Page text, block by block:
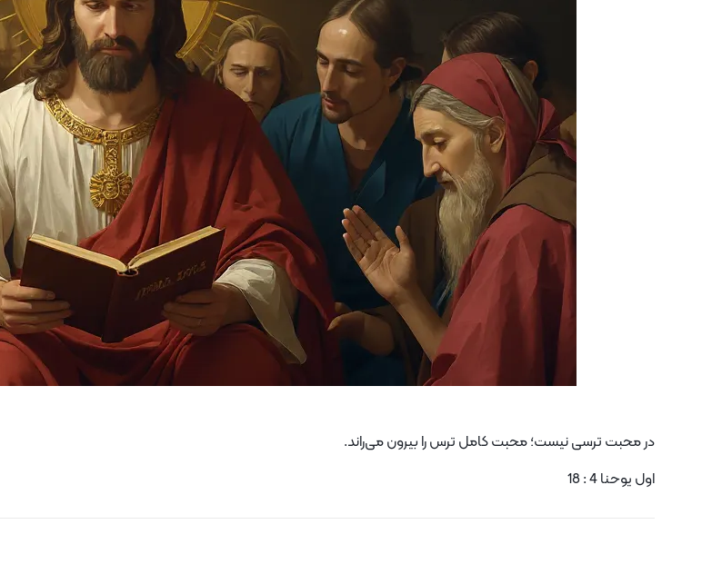
در محبت ترسی نیست؛ محبت کامل ترس را بیرون می‌راند.
اول یوحنا 4 : 18